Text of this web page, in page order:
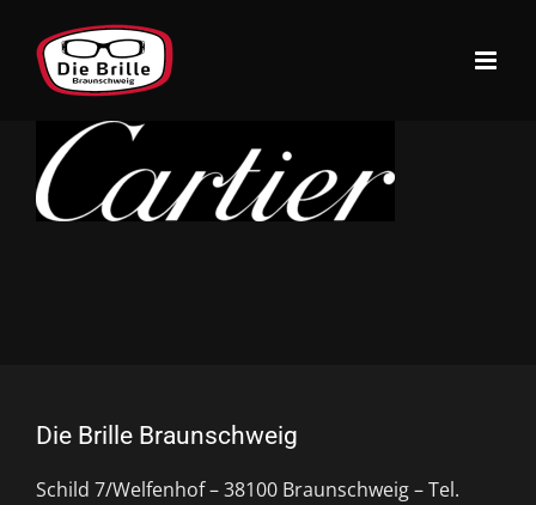
Inhalt
springen
Die Brille Braunschweig
Schild 7/Welfenhof – 38100 Braunschweig – Tel.